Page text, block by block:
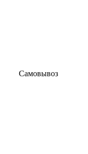
Самовывоз